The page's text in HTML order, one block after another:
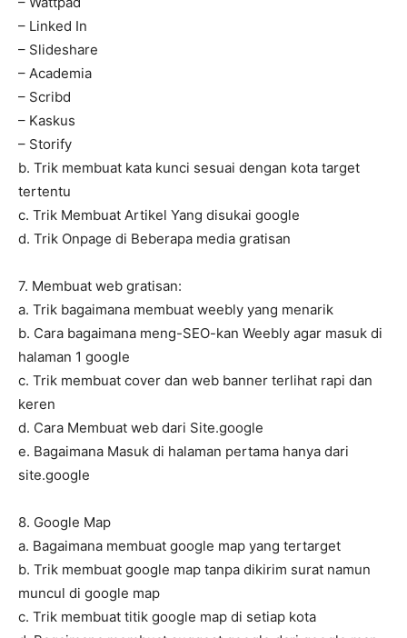
– Linked In
– Slideshare
– Academia
– Scribd
– Kaskus
– Storify
b. Trik membuat kata kunci sesuai dengan kota target
tertentu
c. Trik Membuat Artikel Yang disukai google
d. Trik Onpage di Beberapa media gratisan
7. Membuat web gratisan:
a. Trik bagaimana membuat weebly yang menarik
b. Cara bagaimana meng-SEO-kan Weebly agar masuk di
halaman 1 google
c. Trik membuat cover dan web banner terlihat rapi dan
keren
d. Cara Membuat web dari Site.google
e. Bagaimana Masuk di halaman pertama hanya dari
site.google
8. Google Map
a. Bagaimana membuat google map yang tertarget
b. Trik membuat google map tanpa dikirim surat namun
muncul di google map
c. Trik membuat titik google map di setiap kota